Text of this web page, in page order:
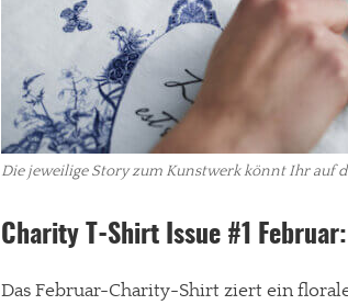
Paypal - danke@meinesuedstadt.de
JETZT SPENDEN Schon erledigt!
Die jeweilige Story zum Kunstwerk könnt Ihr auf
Charity T-Shirt Issue #1
Das Februar-Charity-Shirt ziert ein